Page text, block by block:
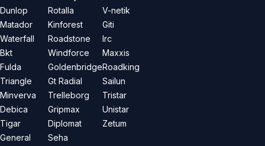
Dunlop
Matador
Waterfall
Bkt
Fulda
Triangle
Minverva
Debica
Tigar
General
Rotalla
Kinforest
Roadstone
Windforce
Goldenbridge
Gt Radial
Trelleborg
Gripmax
Diplomat
Seha
V-netik
Giti
Irc
Maxxis
Roadking
Sailun
Tristar
Unistar
Zetum